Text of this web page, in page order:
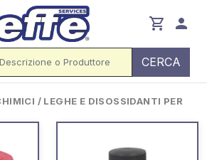
shopping_cart person
CERCA
/ LEGHE E DISOSSIDANTI PER